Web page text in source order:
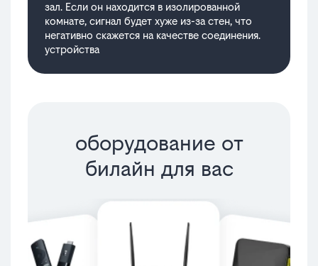
зал. Если он находится в изолированной
комнате, сигнал будет хуже из-за стен, что
негативно скажется на качестве соединения.
устройства
оборудование от
билайн для вас